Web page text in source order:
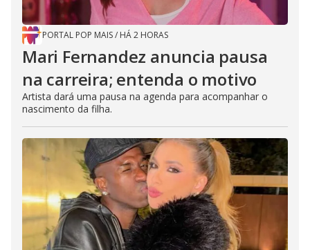
PORTAL POP MAIS/ HÁ 2 HORAS
Mari Fernandez anuncia pausa
na carreira; entenda o motivo
Artista dará uma pausa na agenda para acompanhar o
nascimento da filha.